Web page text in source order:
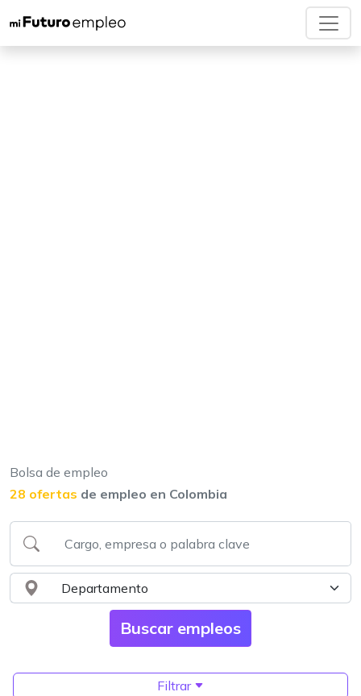
Bolsa de empleo
28 ofertas de empleo en Colombia
Filtrar